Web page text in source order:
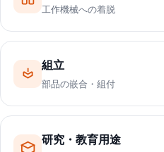
工作機械への着脱
組立
部品の嵌合・組付
研究・教育用途